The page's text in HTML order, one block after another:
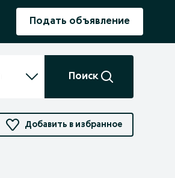
Подать объявление
Поиск
Добавить в избранное